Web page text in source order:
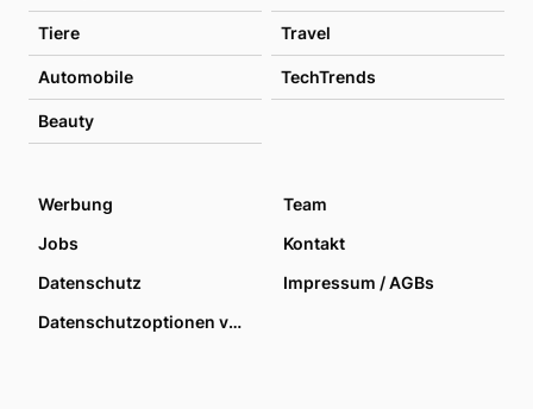
Tiere Travel
Automobile TechTrends
Beauty
Werbung
Team
Jobs
Kontakt
Datenschutz
Impressum / AGBs
Datenschutzoptionen verwalten